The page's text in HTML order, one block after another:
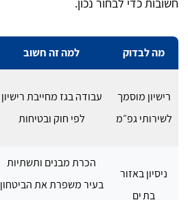
חשובות כדי לבחור נכון.
מה לבדוק למה זה חשוב
רישיון מוסמך
לשירותי גפ״מ
עבודה בגז מחייבת רישיון
לפי חוק ובטיחות
ניסיון באזור
בת ים
הכרת מבנים ותשתיות
בעיר משפרת את הביטחון